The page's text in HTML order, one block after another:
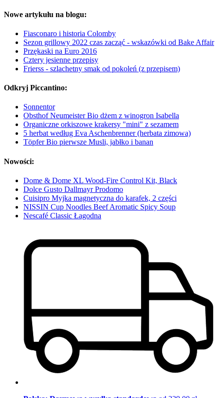
Nowe artykułu na blogu:
Fiasconaro i historia Colomby
Sezon grillowy 2022 czas zacząć - wskazówki od Bake Affair
Przękaski na Euro 2016
Cztery jesienne przepisy
Frierss - szlachetny smak od pokoleń (z przepisem)
Odkryj Piccantino:
Sonnentor
Obsthof Neumeister Bio dżem z winogron Isabella
Organiczne orkiszowe krakersy "mini" z sezamem
5 herbat według Eva Aschenbrenner (herbata zimowa)
Töpfer Bio pierwsze Musli, jabłko i banan
Nowości:
Dome & Dome XL Wood-Fire Control Kit, Black
Dolce Gusto Dallmayr Prodomo
Cuisipro Myjka magnetyczna do karafek, 2 części
NISSIN Cup Noodles Beef Aromatic Spicy Soup
Nescafé Classic Łagodna